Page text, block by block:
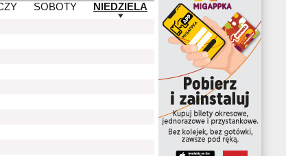
SOBOTY
NIEDZIELA